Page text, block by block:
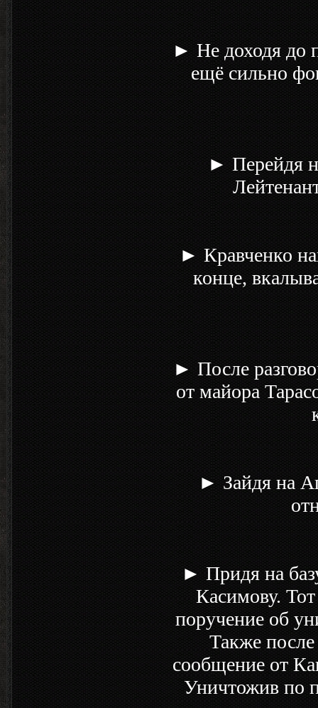
► Не доходя до
ещё сильно
► Перейдя
► Кравченко
конце,
► После
от майора
► Зайдя на
► Придя на
Касимову.
поручение об
Также
сообщение от
Уничтожив по